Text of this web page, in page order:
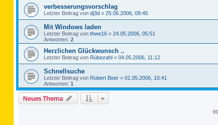
verbesserungsvorschlag
Letzter Beitrag von dj3d « 25.06.2006, 09:45
Mit Windows laden
Letzter Beitrag von thwe16 « 24.05.2006, 05:51
Antworten: 2
Herzlichen Glückwunsch ..
Letzter Beitrag von Rübezahl « 04.05.2006, 11:12
Schnellsuche
Letzter Beitrag von Robert Beer « 01.05.2006, 10:41
Antworten: 1
Neues Thema